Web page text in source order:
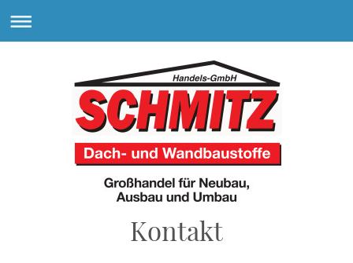
Kontakt